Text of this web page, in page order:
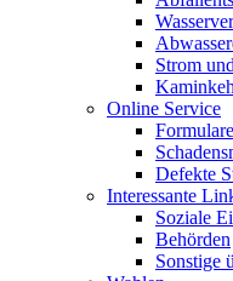
Strom
Online Service
Formulare
Defekte
Interessante
Soziale
Behörden
Sonstige